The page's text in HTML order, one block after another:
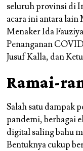
seluruh provinsi di
acara ini antara
Menaker Ida
Penanganan
Jusuf Kalla, dan
Ramai-
Salah satu dampak
pandemi, berbagai
digital saling bahu
Bentuknya cukup